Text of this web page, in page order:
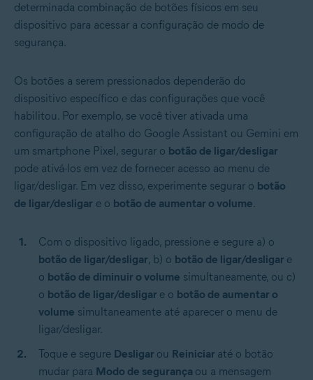
determinada combinação de botões físicos em seu
dispositivo para acessar a configuração de modo de
segurança.
Os botões a serem pressionados dependerão do
dispositivo específico e das configurações que você
habilitou. Por exemplo, se você tiver ativada uma
configuração de atalho do Google Assistant ou Gemini em
um smartphone Pixel, segurar o botão de ligar/desligar
pode ativá-los em vez de fornecer acesso ao menu de
ligar/desligar. Em vez disso, experimente segurar o botão
de ligar/desligar e o botão de aumentar o volume.
Com o dispositivo ligado, pressione e segure a) o
botão de ligar/desligar, b) o botão de ligar/desligar e
o botão de diminuir o volume simultaneamente, ou c)
o botão de ligar/desligar e o botão de aumentar o
volume simultaneamente até aparecer o menu de
ligar/desligar.
Toque e segure Desligar ou Reiniciar até o botão
mudar para Modo de segurança ou a mensagem